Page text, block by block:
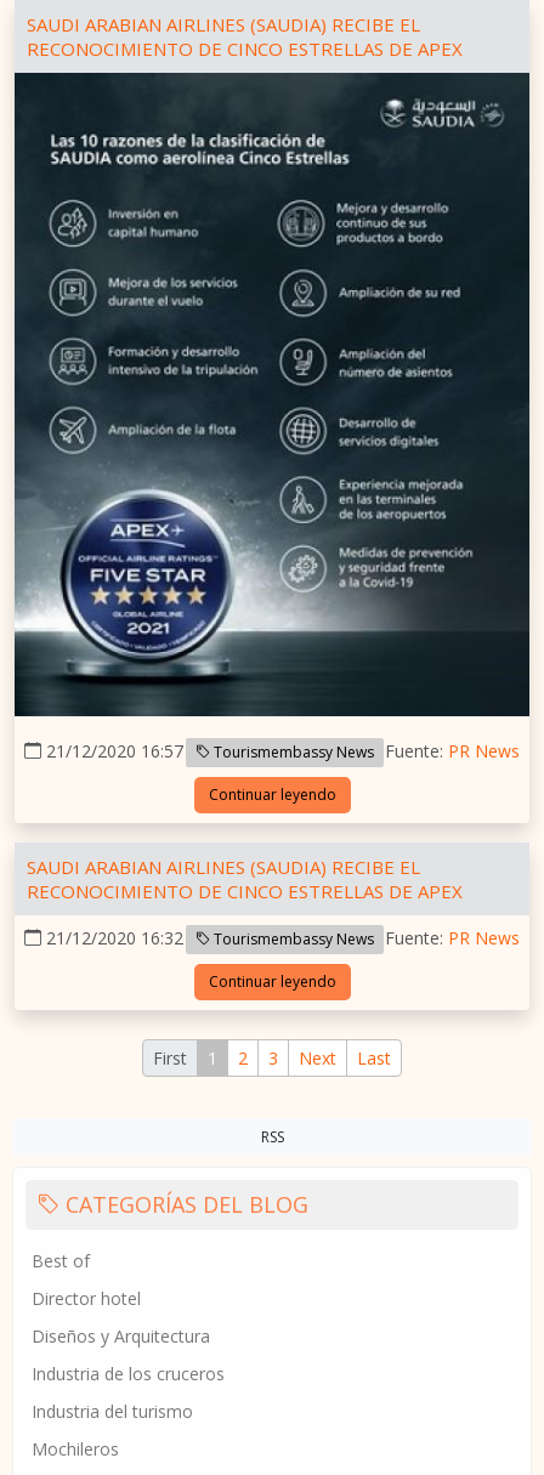
SAUDI ARABIAN AIRLINES (SAUDIA) RECIBE EL
RECONOCIMIENTO DE CINCO ESTRELLAS DE APEX
21/12/2020 16:57 Tourismembassy News Fuente: PR News
Continuar leyendo
SAUDI ARABIAN AIRLINES (SAUDIA) RECIBE EL
RECONOCIMIENTO DE CINCO ESTRELLAS DE APEX
21/12/2020 16:32 Tourismembassy News Fuente: PR News
Continuar leyendo
First 1 2 3 Next Last
RSS
CATEGORÍAS DEL BLOG
Best of
Director hotel
Diseños y Arquitectura
Industria de los cruceros
Industria del turismo
Mochileros